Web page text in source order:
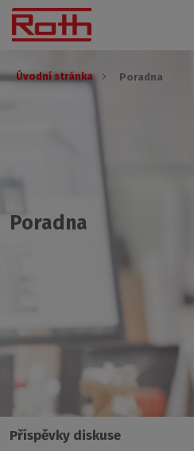
Úvodní stránka Poradna
Poradna
Příspěvky diskuse